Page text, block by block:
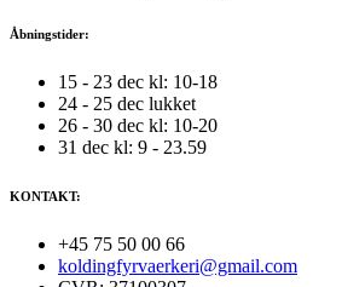
Åbningstider:
15 - 23 dec kl: 10-18
24 - 25 dec lukket
26 - 30 dec kl: 10-20
31 dec kl: 9 - 23.59
KONTAKT:
+45 75 50 00 66
koldingfyrvaerkeri@gmail.com